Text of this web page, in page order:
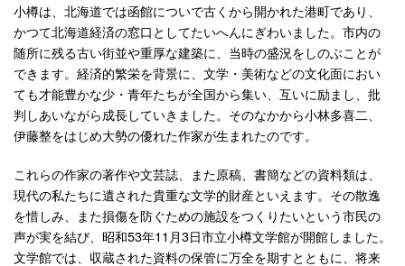
小樽は、北海道では函館についで古くから開かれた港町であり、
かつて北海道経済の窓口としてたいへんにぎわいました。市内の
随所に残る古い街並や重厚な建築に、当時の盛況をしのぶことが
できます。経済的繁栄を背景に、文学・美術などの文化面におい
ても才能豊かな少・青年たちが全国から集い、互いに励まし、批
判しあいながら成長していきました。そのなかから小林多喜二、
伊藤整をはじめ大勢の優れた作家が生まれたのです。
これらの作家の著作や文芸誌、また原稿、書簡などの資料類は、
現代の私たちに遺された貴重な文学的財産といえます。その散逸
を惜しみ、また損傷を防ぐための施設をつくりたいという市民の
声が実を結び、昭和53年11月3日市立小樽文学館が開館しました。
文学館では、収蔵された資料の保管に万全を期すとともに、将来